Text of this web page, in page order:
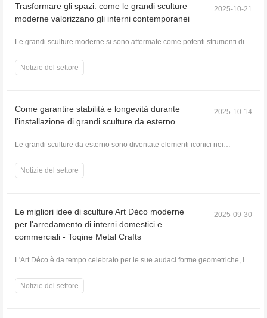
Trasformare gli spazi: come le grandi sculture
moderne valorizzano gli interni contemporanei
2025-10-21
Le grandi sculture moderne si sono affermate come potenti strumenti di
Notizie del settore
Come garantire stabilità e longevità durante
l'installazione di grandi sculture da esterno
2025-10-14
Le grandi sculture da esterno sono diventate elementi iconici nei
Notizie del settore
Le migliori idee di sculture Art Déco moderne
per l'arredamento di interni domestici e
commerciali - Toqine Metal Crafts
2025-09-30
L'Art Déco è da tempo celebrato per le sue audaci forme geometriche, le
Notizie del settore